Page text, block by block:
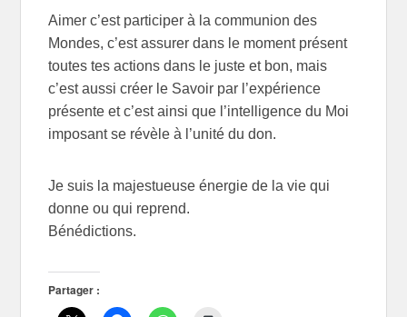
Aimer c’est participer à la communion des
Mondes, c’est assurer dans le moment présent
toutes tes actions dans le juste et bon, mais
c’est aussi créer le Savoir par l’expérience
présente et c’est ainsi que l’intelligence du Moi
imposant se révèle à l’unité du don.
Je suis la majestueuse énergie de la vie qui
donne ou qui reprend.
Bénédictions.
Partager :